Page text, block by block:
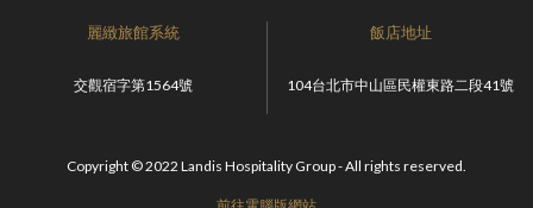
麗緻旅館系統
交觀宿字第1564號
飯店地址
104台北市中山區民權東路二段41號
Copyright © 2022 Landis Hospitality Group - All rights reserved.